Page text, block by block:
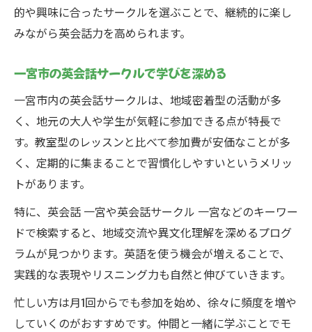
的や興味に合ったサークルを選ぶことで、継続的に楽し
みながら英会話力を高められます。
一宮市の英会話サークルで学びを深める
一宮市内の英会話サークルは、地域密着型の活動が多
く、地元の大人や学生が気軽に参加できる点が特長で
す。教室型のレッスンと比べて参加費が安価なことが多
く、定期的に集まることで習慣化しやすいというメリッ
トがあります。
特に、英会話 一宮や英会話サークル 一宮などのキーワー
ドで検索すると、地域交流や異文化理解を深めるプログ
ラムが見つかります。英語を使う機会が増えることで、
実践的な表現やリスニング力も自然と伸びていきます。
忙しい方は月1回からでも参加を始め、徐々に頻度を増や
していくのがおすすめです。仲間と一緒に学ぶことでモ